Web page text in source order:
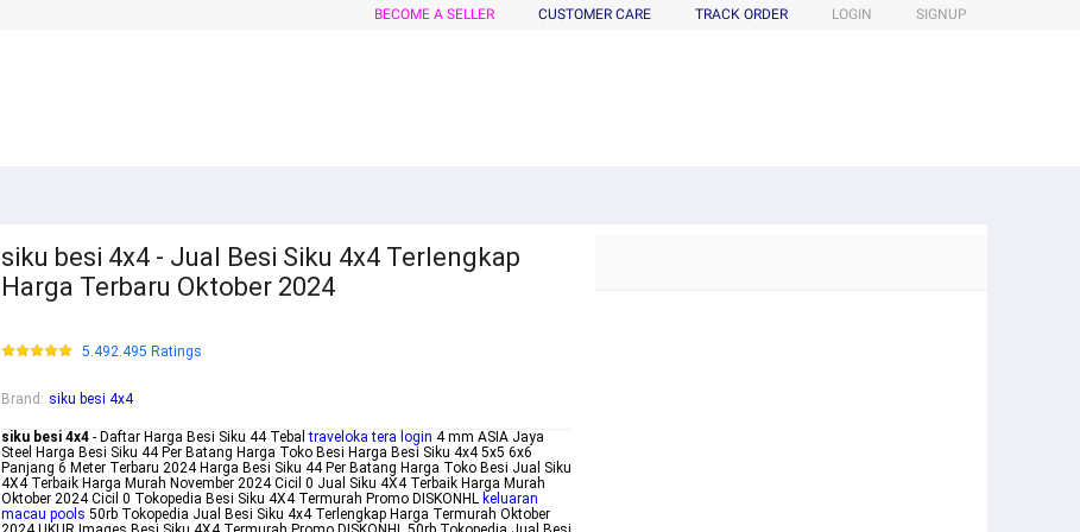
BECOME A SELLER CUSTOMER CARE TRACK ORDER LOGIN SIGNUP
siku besi 4x4 - Jual Besi Siku 4x4 Terlengkap
Harga Terbaru Oktober 2024
5.492.495 Ratings
Brand : siku besi 4x4
siku besi 4x4 - Daftar Harga Besi Siku 44 Tebaltraveloka tera login 4 mm ASIA Jaya
Steel Harga Besi Siku 44 Per Batang Harga Toko Besi Harga Besi Siku 4x4 5x5 6x6
Panjang 6 Meter Terbaru 2024 Harga Besi Siku 44 Per Batang Harga Toko Besi Jual Siku
4X4 Terbaik Harga Murah November 2024 Cicil 0 Jual Siku 4X4 Terbaik Harga Murah
Oktober 2024 Cicil 0 Tokopedia Besi Siku 4X4 Termurah Promo DISKONHL keluaran
macau pools 50rb Tokopedia Jual Besi Siku 4x4 Terlengkap Harga Termurah Oktober